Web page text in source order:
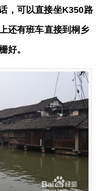
，可以直接坐K350路
还有班车直接到桐乡
好。